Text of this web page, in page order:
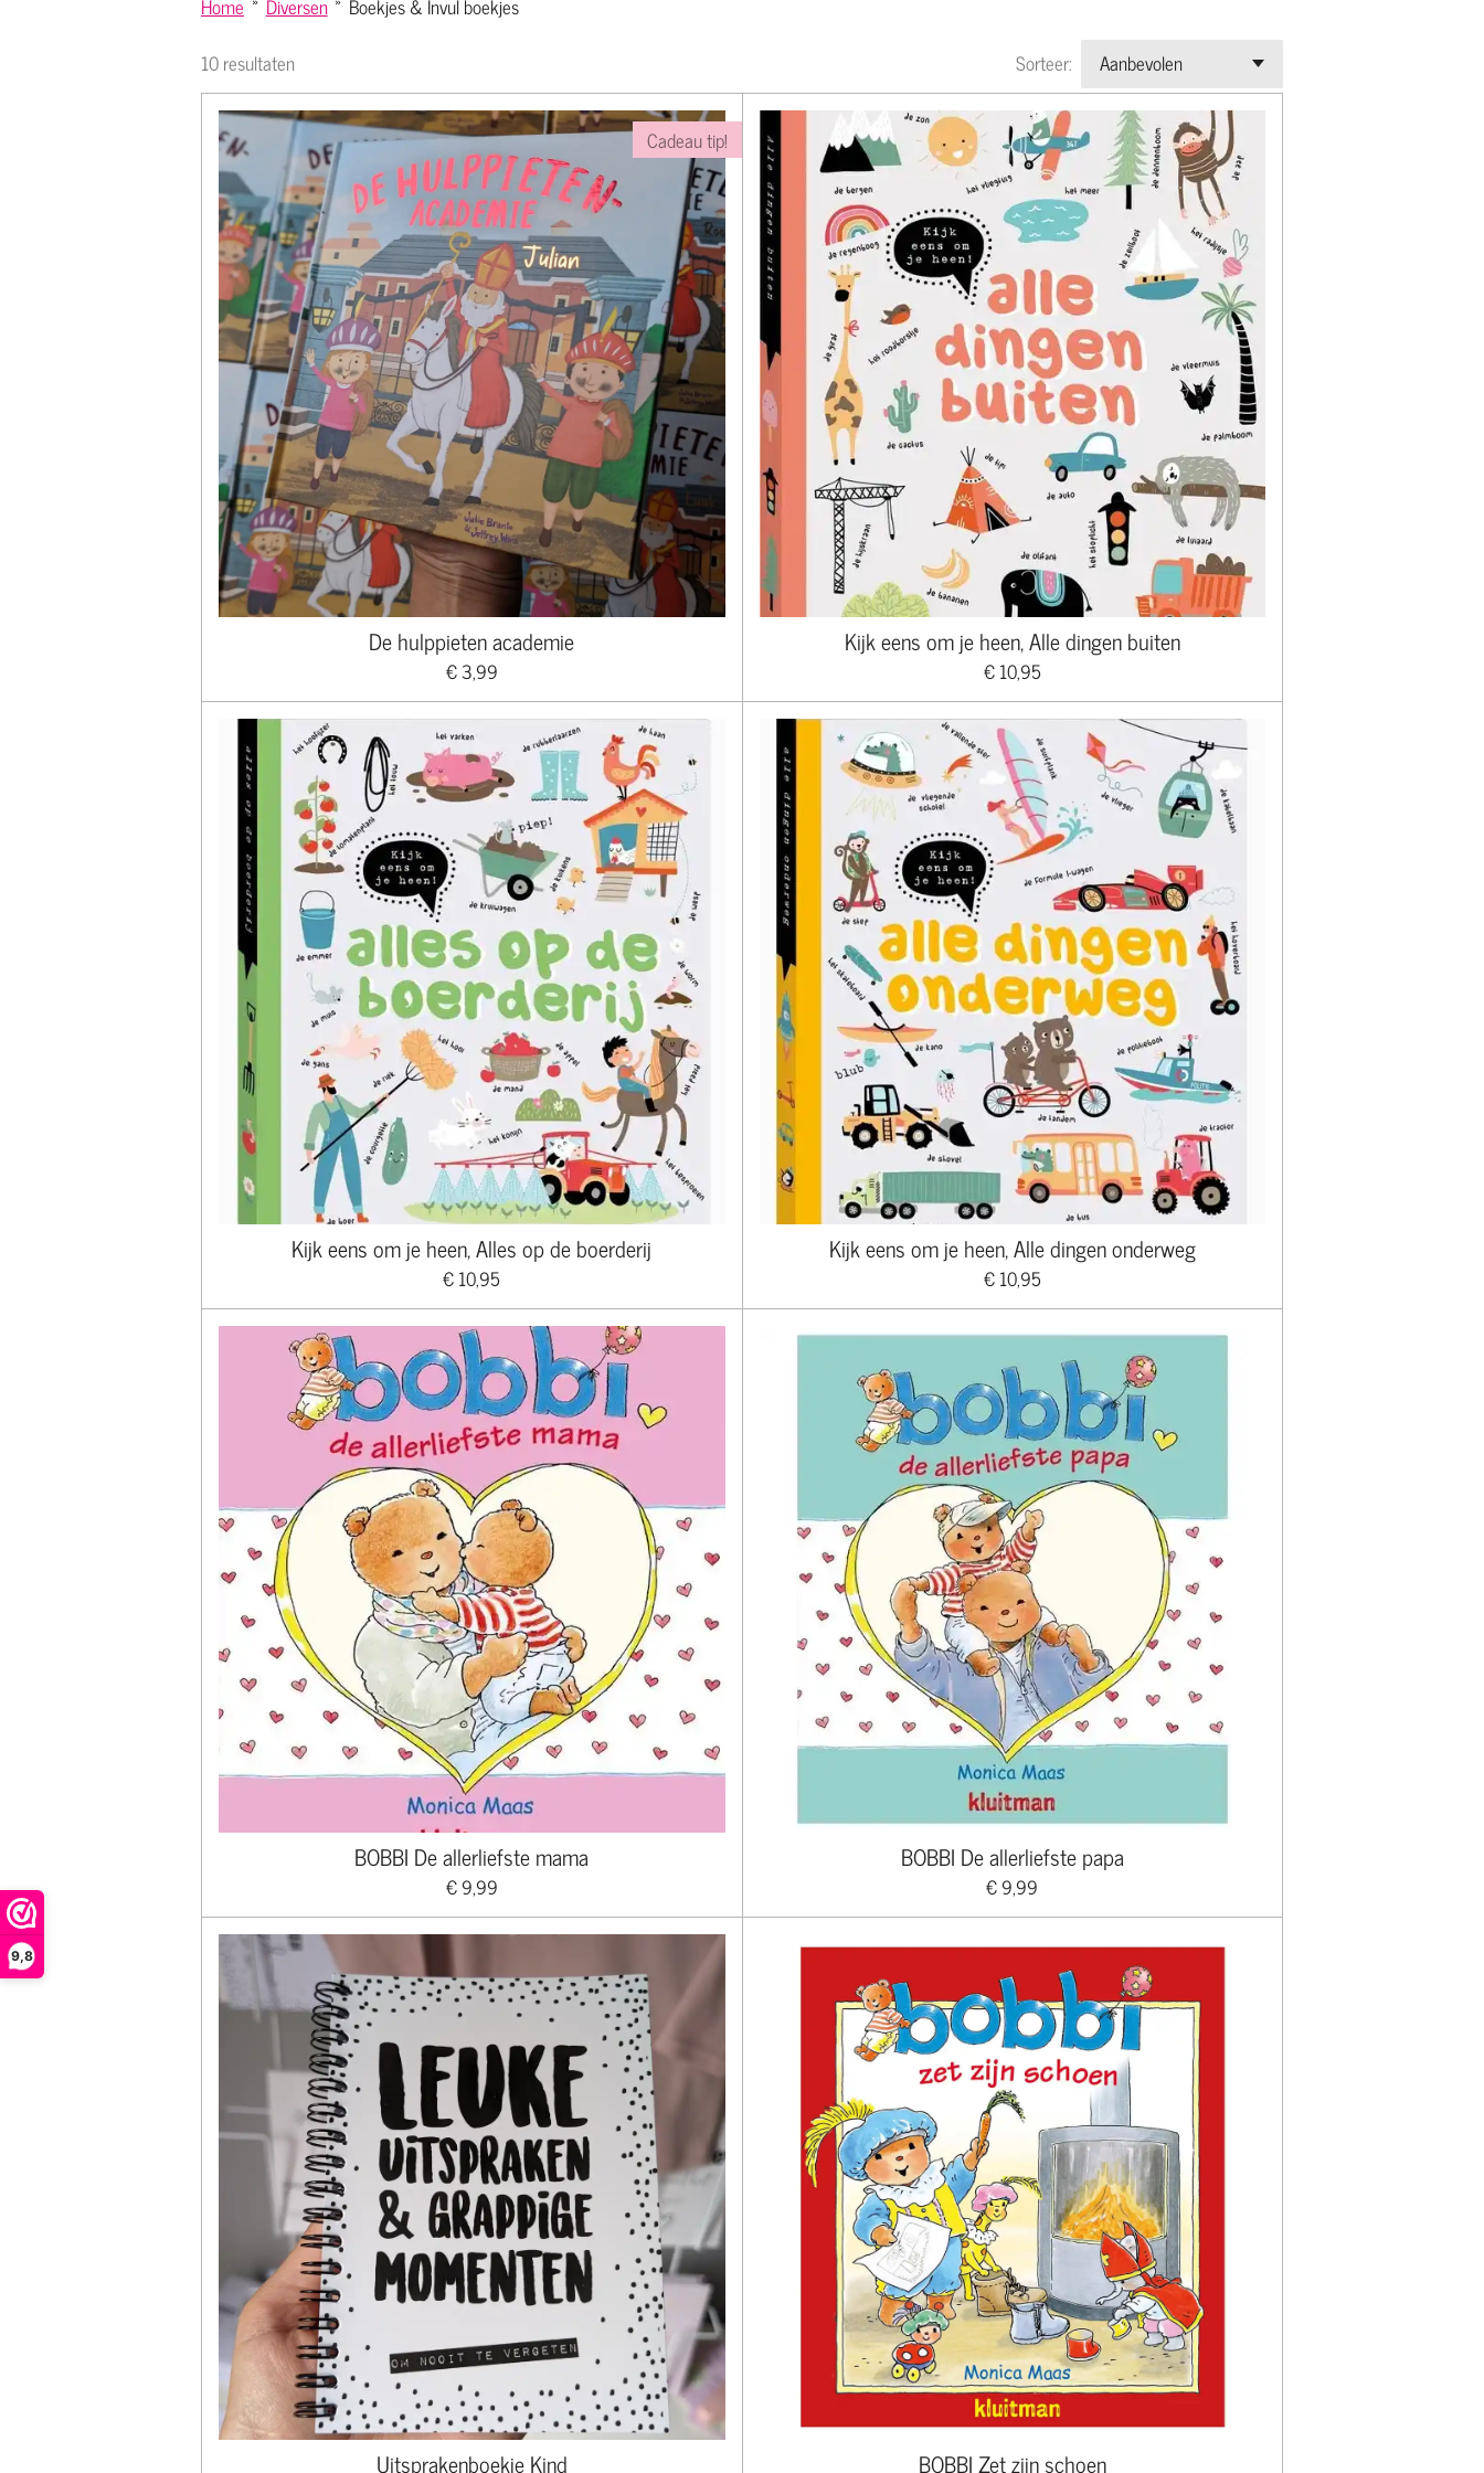
9,8
10 resultaten
Sorteer:
Cadeau tip!
De hulppieten academie
€ 3,99
Kijk eens om je heen, Alle dingen buiten
€ 10,95
Kijk eens om je heen, Alles op de boerderij
€ 10,95
Kijk eens om je heen, Alle dingen onderweg
€ 10,95
BOBBI De allerliefste mama
€ 9,99
BOBBI De allerliefste papa
€ 9,99
Uitsprakenboekje Kind BOBBI Zet zijn schoen